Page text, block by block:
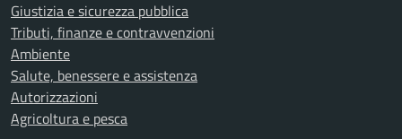
Giustizia e sicurezza pubblica
Tributi, finanze e contravvenzioni
Ambiente
Salute, benessere e assistenza
Autorizzazioni
Agricoltura e pesca